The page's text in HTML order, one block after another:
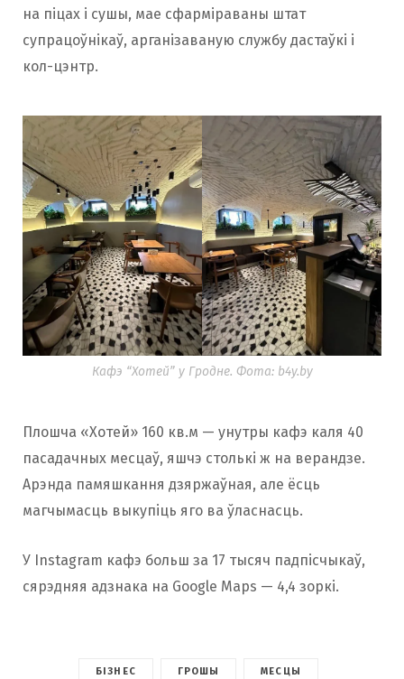
на піцах і сушы, мае сфарміраваны штат
супрацоўнікаў, арганізаваную службу дастаўкі і
кол-цэнтр.
Кафэ “Хотей” у Гродне. Фота: b4y.by
Плошча «Хотей» 160 кв.м — унутры кафэ каля 40
пасадачных месцаў, яшчэ столькі ж на верандзе.
Арэнда памяшкання дзяржаўная, але ёсць
магчымасць выкупіць яго ва ўласнасць.
У Instagram кафэ больш за 17 тысяч падпісчыкаў,
сярэдняя адзнака на Google Maps — 4,4 зоркі.
БІЗНЕС ГРОШЫ МЕСЦЫ